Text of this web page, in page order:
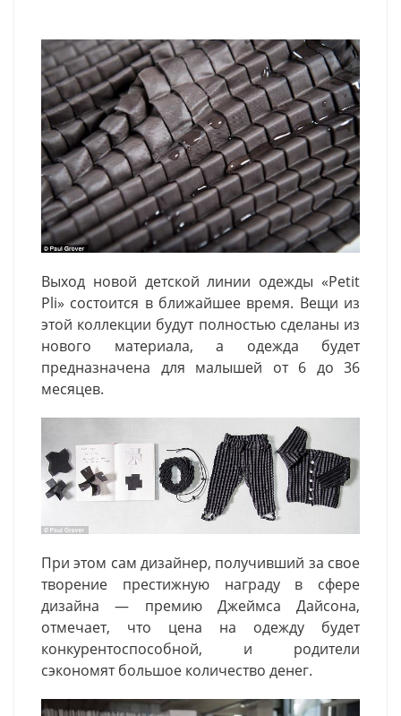
Выход новой детской линии одежды «Petit
Pli» состоится в ближайшее время. Вещи из
этой коллекции будут полностью сделаны из
нового материала, а одежда будет
предназначена для малышей от 6 до 36
месяцев.
При этом сам дизайнер, получивший за свое
творение престижную награду в сфере
дизайна — премию Джеймса Дайсона,
отмечает, что цена на одежду будет
конкурентоспособной, и родители
сэкономят большое количество денег.